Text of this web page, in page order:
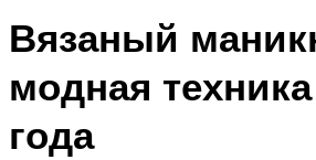
Вязаный
модная
года